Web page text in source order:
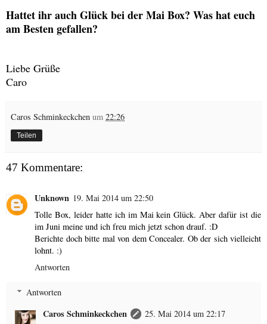
Hattet ihr auch Glück bei der Mai Box? Was hat euch
am Besten gefallen?
Liebe Grüße
Caro
Caros Schminkeckchen um 22:26
Teilen
47 Kommentare:
Unknown 19. Mai 2014 um 22:50
Tolle Box, leider hatte ich im Mai kein Glück. Aber dafür ist die
im Juni meine und ich freu mich jetzt schon drauf. :D
Berichte doch bitte mal von dem Concealer. Ob der sich vielleicht
lohnt. :)
Antworten
Antworten
Caros Schminkeckchen
25. Mai 2014 um 22:17